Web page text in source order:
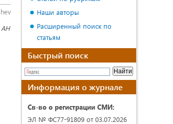
АН
Наши авторы
Расширенный поиск по
статьям
Быстрый поиск
Информация о журнале
Св-во о регистрации СМИ:
ЭЛ № ФС77-91809 от 03.07.2026